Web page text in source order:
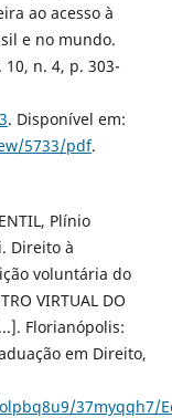
ao acesso à
e no mundo.
n. 4, p. 303-
. Disponível em:
5733/pdf.
Plínio
Direito à
voluntária do
VIRTUAL DO
Florianópolis:
em Direito,
37myqqh7/